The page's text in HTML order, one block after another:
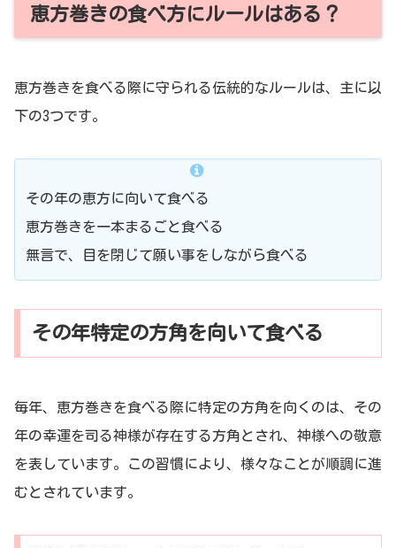
恵方巻きの食べ方にルールはある？
恵方巻きを食べる際に守られる伝統的なルールは、主に以
下の3つです。
その年の恵方に向いて食べる
恵方巻きを一本まるごと食べる
無言で、目を閉じて願い事をしながら食べる
その年特定の方角を向いて食べる
毎年、恵方巻きを食べる際に特定の方角を向くのは、その
年の幸運を司る神様が存在する方角とされ、神様への敬意
を表しています。この習慣により、様々なことが順調に進
むとされています。